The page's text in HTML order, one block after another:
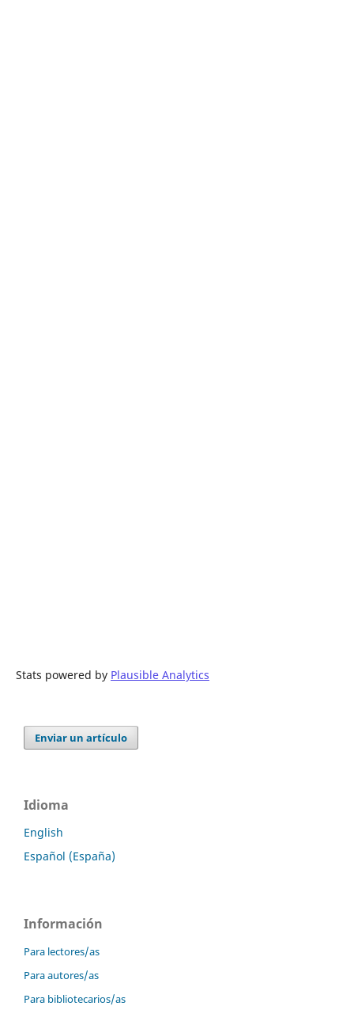
Stats powered by Plausible Analytics
Enviar un artículo
Idioma
English
Español (España)
Información
Para lectores/as
Para autores/as
Para bibliotecarios/as